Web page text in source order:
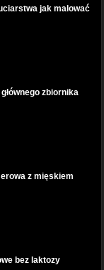
jak malować
zbiornika
z mięskiem
bez laktozy